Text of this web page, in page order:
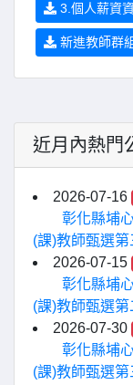
3.個人薪資
新進教師群
近月內熱門
2026-07-16
彰化縣埔
(課)教師甄選第
2026-07-15
彰化縣埔
(課)教師甄選第
2026-07-30
彰化縣埔
(課)教師甄選第